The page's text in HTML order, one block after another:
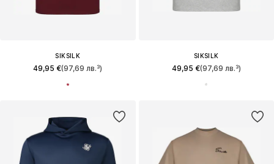
SIKSILK
49,95 €(97,69 лв.³)
SIKSILK
49,95 €(97,69 лв.³)